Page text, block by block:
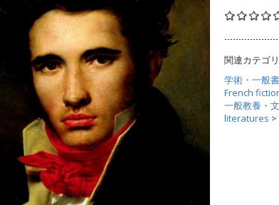
関連カテゴ
学術・一般書
French
一般教養・
literatures >